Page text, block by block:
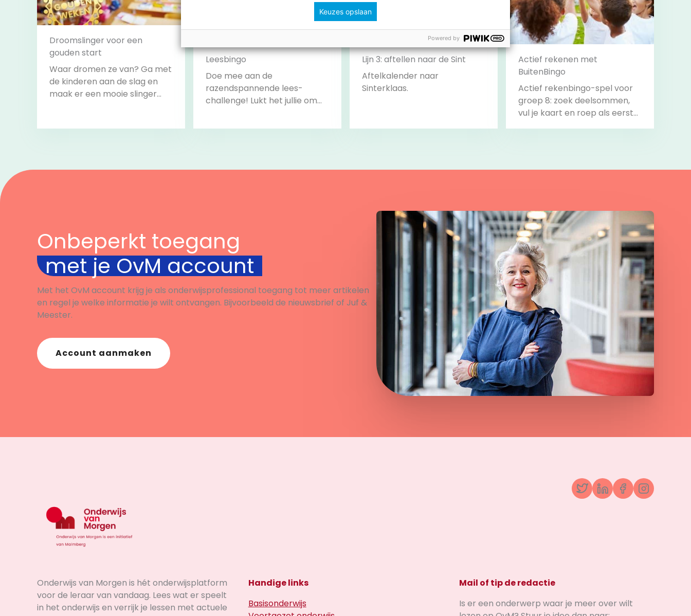
Droomslinger voor een
gouden start
Waar dromen ze van? Ga met
de kinderen aan de slag en
maak er een mooie slinger
Leesbingo
Doe mee aan de
razendspannende lees-
challenge! Lukt het jullie om
Lijn 3: aftellen naar de Sint
Aftelkalender naar
Sinterklaas.
Actief rekenen met
BuitenBingo
Actief rekenbingo-spel voor
groep 8: zoek deelsommen,
vul je kaart en roep als eerste
Onbeperkt toegang
met je OvM account
Met het OvM account krijg je als onderwijsprofessional toegang tot meer artikelen
en regel je welke informatie je wilt ontvangen. Bijvoorbeeld de nieuwsbrief of Juf &
Meester.
Account aanmaken
TwitterLinkedInFacebook
Onderwijs van Morgen is hét onderwijsplatform
voor de leraar van vandaag. Lees wat er speelt
in het onderwijs en verrijk je lessen met actuele
Handige links
Basisonderwijs
Mail of tip de redactie
Is er een onderwerp waar je meer over wilt
Keuzes opslaan
Powered by